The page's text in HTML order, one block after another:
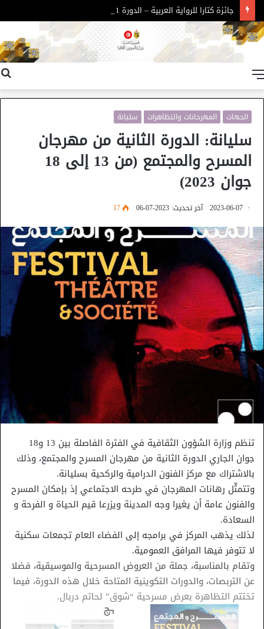
جائزة كتارا للرواية العربية – الدورة 11
الجهات المهرجانات والتظاهرات سليانة
سليانة: الدورة الثانية من مهرجان
المسرح والمجتمع (من 13 إلى 18
جوان 2023)
2023-06-07 آخر تحديث: 2023-07-06 17
تنظم وزارة الشؤون الثقافية في الفترة الفاصلة بين 13 و18
جوان الجاري الدورة الثانية من مهرجان المسرح والمجتمع، وذلك
بالاشتراك مع مركز الفنون الدرامية والركحية بسليانة.
وتتمثّل رهانات المهرجان في طرحه الاجتماعي إذ بإمكان المسرح
والفنون عامة أن يغيرا وجه المدينة ويزرعا قيم الحياة و الفرحة و
السعادة.
لذلك يذهب المركز في برامجه إلى الفضاء العام تجمعات سكنية
لا تتوفر فيها المرافق العمومية.
وتقام بالمناسبة، جملة من العروض المسرحية والموسيقية، فضلا
عن التربصات، والدورات التكوينية المتاحة خلال هذه الدورة، فيما
تختتم التظاهرة بعرض مسرحية “شوق” لحاتم دربال.